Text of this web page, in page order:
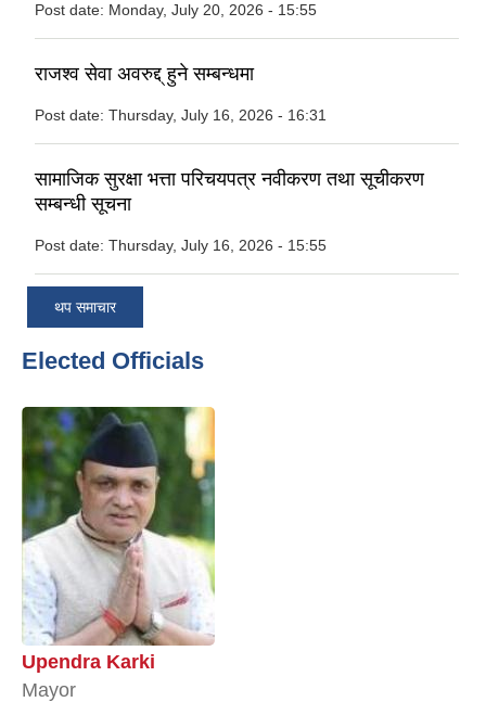
Post date: Monday, July 20, 2026 - 15:55
राजश्व सेवा अवरुद्द् हुने सम्बन्धमा
Post date: Thursday, July 16, 2026 - 16:31
सामाजिक सुरक्षा भत्ता परिचयपत्र नवीकरण तथा सूचीकरण
सम्बन्धी सूचना
Post date: Thursday, July 16, 2026 - 15:55
थप समाचार
Elected Officials
Upendra Karki
Mayor